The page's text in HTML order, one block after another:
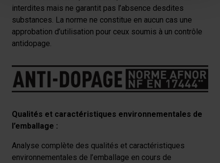
Pour en savoir plus sur le traitement de vos données
personnelles et définir vos préférences, reportez-vous à
lasection « Détails ». Vous pouvez modifier ou retirer
votre consentement à tout moment à partir de la
Les cookies nous permettent de personnaliser le contenu
et les annonces, afin de vous offrir des fonctionnalités
analyse du trafic. Nous partageons également des
informations sur votre utilisation de notre site avec nos
qui peuvent combiner celles-ci avec des informations
autres que vous leur avez fournies par ailleurs ou
interdites mais ne garantit pas l’absence desdites
substances. La norme ne constitue en aucun cas une
approbation d’utilisation pour ceux soumis à un contrôle
antidopage.
Qualités et caractéristiques environnementales de
l’emballage :
Analyse complète des qualités et caractéristiques
environnementales de l’emballage en cours de